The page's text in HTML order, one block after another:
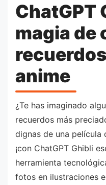
ChatGPT
magia de
anime
¿Te has imaginado
recuerdos más
dignas de una película
¡con ChatGPT Ghibli
herramienta
fotos en ilustraciones